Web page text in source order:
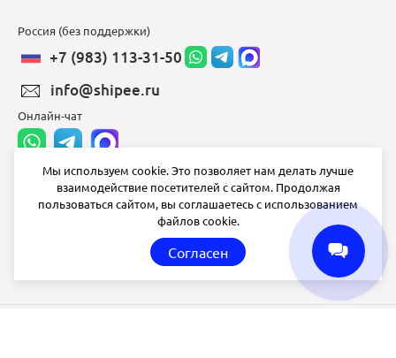
Россия (без поддержки)
+7 (983) 113-31-50
info@shipee.ru
Онлайн-чат
info@shipee.ru
СБ ВС выходной
Мы используем cookie. Это позволяет нам делать лучше
взаимодействие посетителей с сайтом. Продолжая
пользоваться сайтом, вы соглашаетесь с использованием
файлов cookie.
Согласен